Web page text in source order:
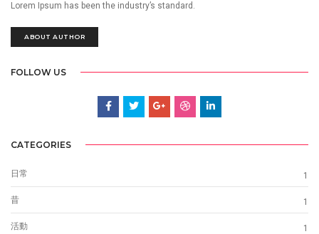
Lorem Ipsum has been the industry’s standard.
ABOUT AUTHOR
FOLLOW US
CATEGORIES
日常 1
昔 1
活動 1